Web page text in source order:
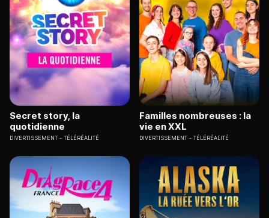
Secret story, la
quotidienne
DIVERTISSEMENT TÉLÉRÉALITÉ
Familles nombreuses : la
vie en XXL
DIVERTISSEMENT TÉLÉRÉALITÉ